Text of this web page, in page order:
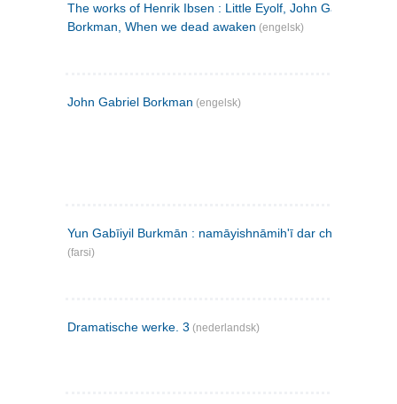
The works of Henrik Ibsen : Little Eyolf, John Gabriel
Borkman, When we dead awaken (engelsk)
John Gabriel Borkman (engelsk)
Yun Gabīiyil Burkmān : namāyishnāmihʹī dar chahār pardih
(farsi)
Dramatische werke. 3 (nederlandsk)